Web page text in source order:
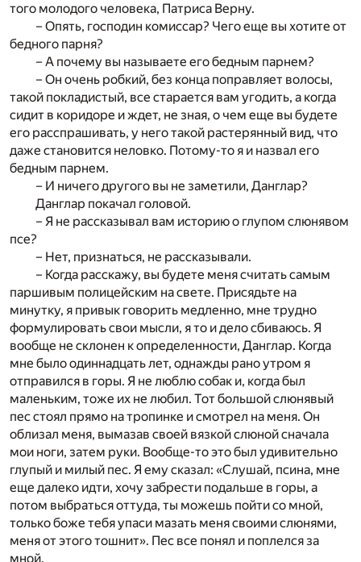
того молодого человека, Патриса Верну.
– Опять, господин комиссар? Чего еще вы хотите от
бедного парня?
– А почему вы называете его бедным парнем?
– Он очень робкий, без конца поправляет волосы,
такой покладистый, все старается вам угодить, а когда
сидит в коридоре и ждет, не зная, о чем еще вы будете
его расспрашивать, у него такой растерянный вид, что
даже становится неловко. Потому-то я и назвал его
бедным парнем.
– И ничего другого вы не заметили, Данглар?
Данглар покачал головой.
– Я не рассказывал вам историю о глупом слюнявом
псе?
– Нет, признаться, не рассказывали.
– Когда расскажу, вы будете меня считать самым
паршивым полицейским на свете. Присядьте на
минутку, я привык говорить медленно, мне трудно
формулировать свои мысли, я то и дело сбиваюсь. Я
вообще не склонен к определенности, Данглар. Когда
мне было одиннадцать лет, однажды рано утром я
отправился в горы. Я не люблю собак и, когда был
маленьким, тоже их не любил. Тот большой слюнявый
пес стоял прямо на тропинке и смотрел на меня. Он
облизал меня, вымазав своей вязкой слюной сначала
мои ноги, затем руки. Вообще-то это был удивительно
глупый и милый пес. Я ему сказал: «Слушай, псина, мне
еще далеко идти, хочу забрести подальше в горы, а
потом выбраться оттуда, ты можешь пойти со мной,
только боже тебя упаси мазать меня своими слюнями,
меня от этого тошнит». Пес все понял и поплелся за
мной.